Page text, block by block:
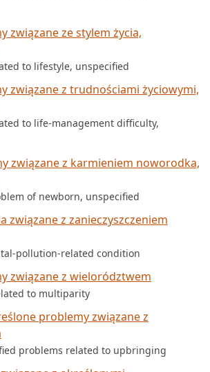
związane ze stylem życia,
to lifestyle, unspecified
związane z trudnościami życiowymi,
to life-management difficulty,
związane z karmieniem noworodka,
of newborn, unspecified
związane z zanieczyszczeniem
pollution-related condition
związane z wielorództwem
to multiparity
problemy związane z
problems related to upbringing